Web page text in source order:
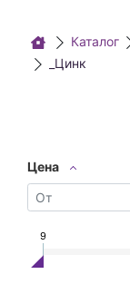
Каталог
_Цинк
Цена
9